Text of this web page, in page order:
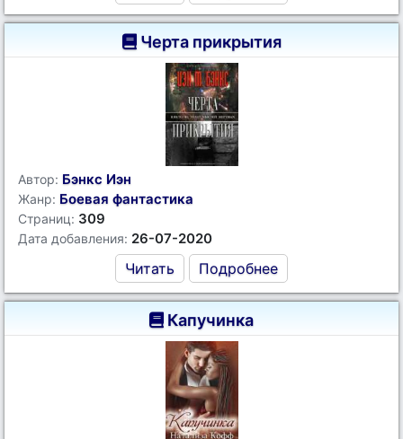
Черта прикрытия
Автор: Бэнкс Иэн
Жанр: Боевая фантастика
Страниц: 309
Дата добавления: 26-07-2020
Читать Подробнее
Капучинка